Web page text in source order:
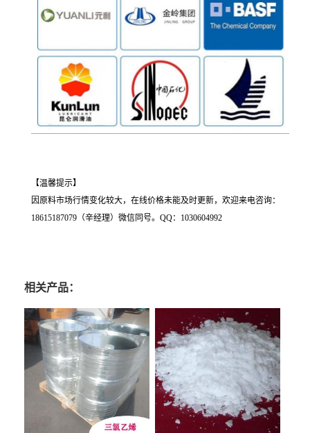
【温馨提示】
因原料市场行情变化较大，在线价格未能及时更新，欢迎来电咨询：
18615187079（辛经理）微信同号。QQ：1030604992
相关产品：